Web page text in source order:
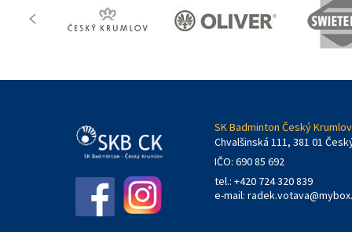
SK Badminton Český
Chvalšinská 111, 381 01
IČO: 690 85 692
tel.: +420 724 320 839
e-mail: